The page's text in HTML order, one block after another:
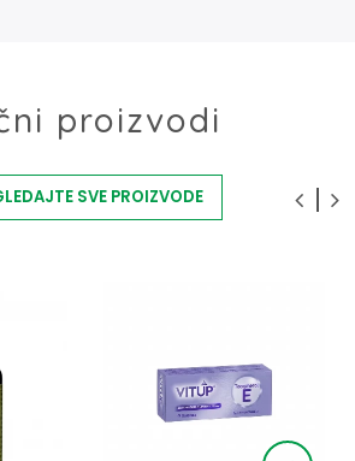
proizvodi
SVE PROIZVODE